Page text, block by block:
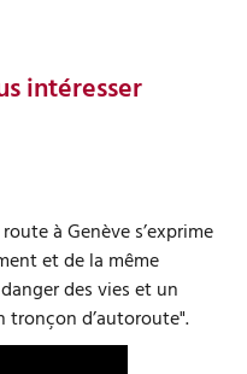
intéresser
à Genève s’exprime
et de la même
des vies et un
d’autoroute".